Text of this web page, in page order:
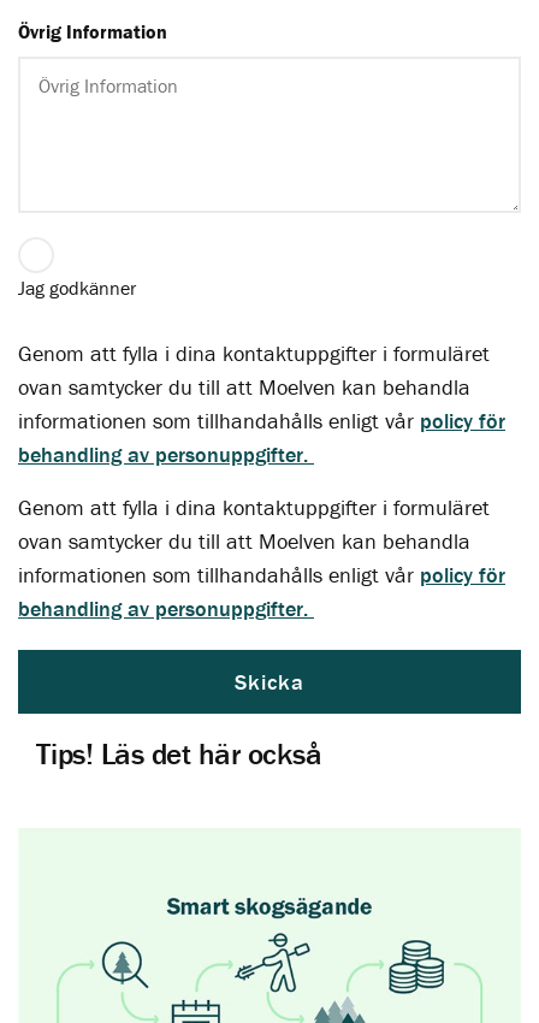
Övrig Information
Jag godkänner
Genom att fylla i dina kontaktuppgifter i formuläret
ovan samtycker du till att Moelven kan behandla
informationen som tillhandahålls enligt vår policy för
behandling av personuppgifter.
Genom att fylla i dina kontaktuppgifter i formuläret
ovan samtycker du till att Moelven kan behandla
informationen som tillhandahålls enligt vår policy för
behandling av personuppgifter.
Skicka
Tips! Läs det här också